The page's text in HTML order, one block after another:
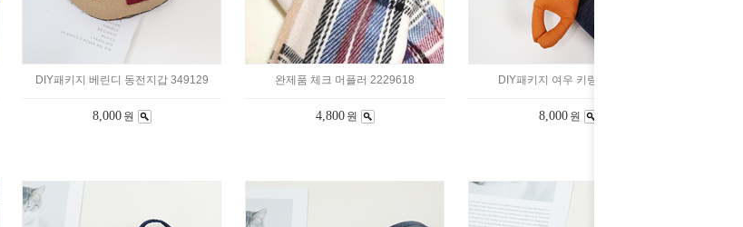
DIY패키지 베린디 동전지갑 349129
8,000 원
완제품 체크 머플러 2229618
4,800 원
DIY패키지 여우 키링 349128
8,000 원